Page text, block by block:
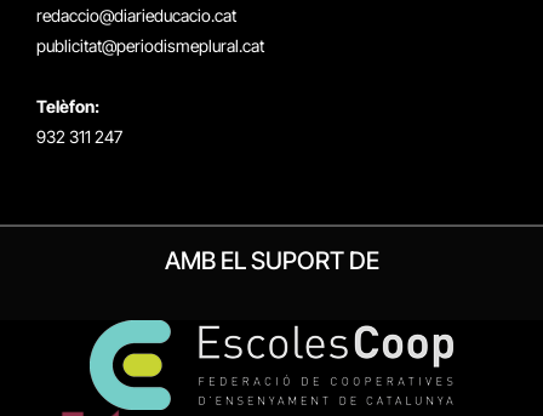
redaccio@diarieducacio.cat
publicitat@periodismeplural.cat
Telèfon:
932 311 247
AMB EL SUPORT DE